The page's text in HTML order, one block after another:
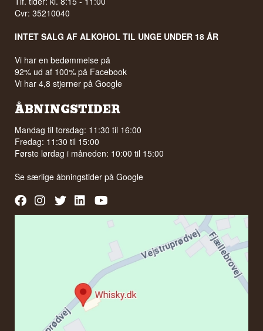
Cvr: 35210040
INTET SALG AF ALKOHOL TIL UNGE UNDER 18 ÅR
Vi har en bedømmelse på
92% ud af 100% på Facebook
Vi har 4,8 stjerner på Google
ÅBNINGSTIDER
Mandag til torsdag: 11:30 til 16:00
Fredag: 11:30 til 15:00
Første lørdag i måneden: 10:00 til 15:00
Se særlige åbningstider påGoogle